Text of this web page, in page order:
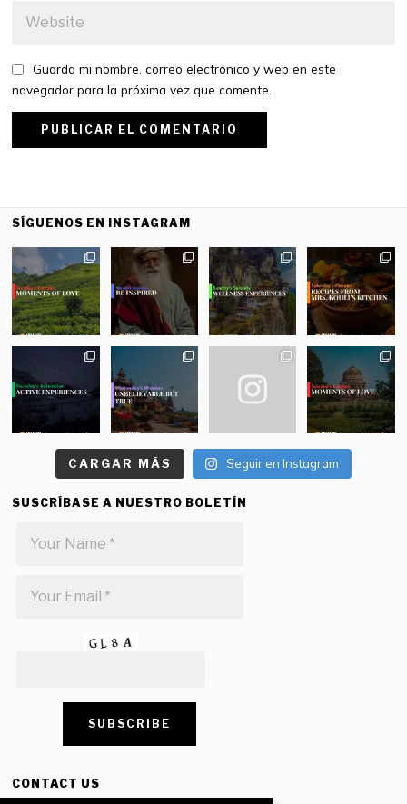
Guarda mi nombre, correo electrónico y web en este
navegador para la próxima vez que comente.
SÍGUENOS EN INSTAGRAM
CARGAR MÁS Seguir en Instagram
SUSCRÍBASE A NUESTRO BOLETÍN
CONTACT US